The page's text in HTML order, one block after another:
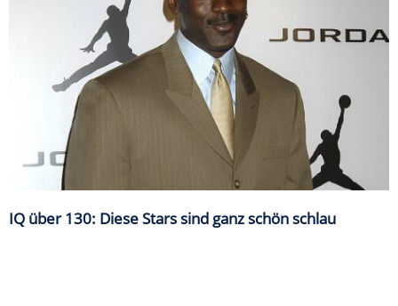
IQ über 130: Diese Stars sind ganz schön schlau